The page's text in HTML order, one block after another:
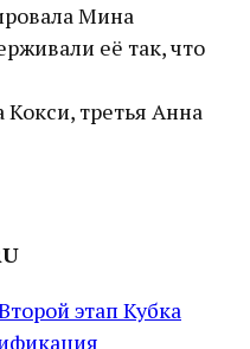
Мина
её так, что
третья Анна
этап Кубка